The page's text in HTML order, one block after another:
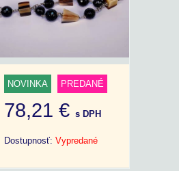
NOVINKA PREDANÉ
78,21 € s DPH
Dostupnosť: Vypredané